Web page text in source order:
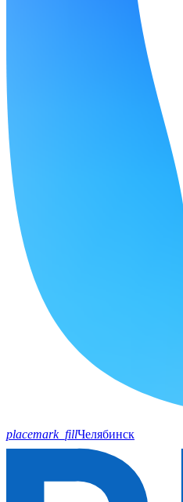
placemark_fillЧелябинск